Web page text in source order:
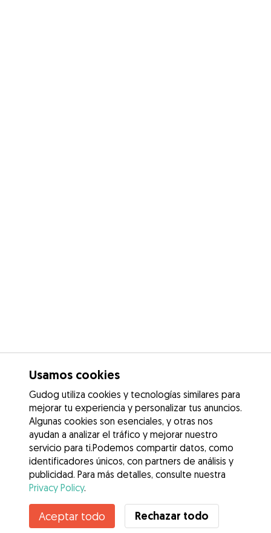
Contacta con Marisol
¿Conoces los Beneficios de Gudog? Ver más
Usamos cookies
Gudog utiliza cookies y tecnologías similares para
mejorar tu experiencia y personalizar tus anuncios.
Algunas cookies son esenciales, y otras nos
ayudan a analizar el tráfico y mejorar nuestro
servicio para ti.Podemos compartir datos, como
identificadores únicos, con partners de análisis y
publicidad. Para más detalles, consulte nuestra
Privacy Policy.
Aceptar todo Rechazar todo